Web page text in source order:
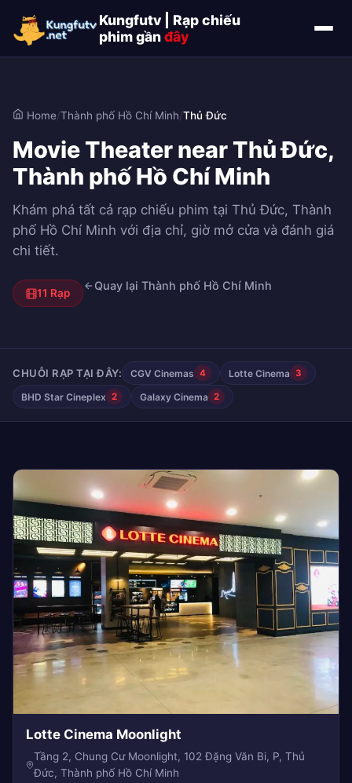
Kungfutv | Rạp chiếu
phim gầnđây
Home/Thành phố Hồ Chí Minh/Thủ Đức
Movie Theater near Thủ Đức,
Thành phố Hồ Chí Minh
Khám phá tất cả rạp chiếu phim tại Thủ Đức, Thành
phố Hồ Chí Minh với địa chỉ, giờ mở cửa và đánh giá
chi tiết.
11 Rạp
Quay lại Thành phố Hồ Chí Minh
CHUỖI RẠP TẠI ĐÂY: CGV Cinemas 4 Lotte Cinema 3
BHD Star Cineplex 2 Galaxy Cinema 2
Lotte Cinema Moonlight
Tầng 2, Chung Cư Moonlight, 102 Đặng Văn Bi, P, Thủ
Đức, Thành phố Hồ Chí Minh